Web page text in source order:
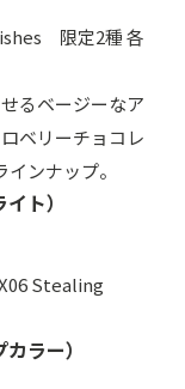
限定2種 各
るベージーなア
ベリーチョコレ
ンナップ。
ト）
Stealing
ラー）